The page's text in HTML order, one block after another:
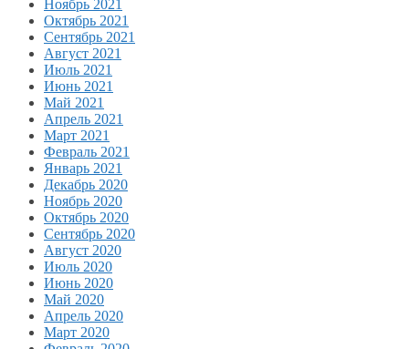
Ноябрь 2021
Октябрь 2021
Сентябрь 2021
Август 2021
Июль 2021
Июнь 2021
Май 2021
Апрель 2021
Март 2021
Февраль 2021
Январь 2021
Декабрь 2020
Ноябрь 2020
Октябрь 2020
Сентябрь 2020
Август 2020
Июль 2020
Июнь 2020
Май 2020
Апрель 2020
Март 2020